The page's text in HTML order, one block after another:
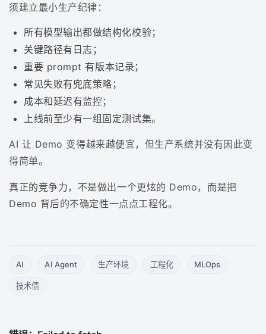
须建立最小生产纪律：
所有模型输出都做结构化校验；
关键路径有日志；
重要 prompt 有版本记录；
常见失败有兜底策略；
成本和延迟有监控；
上线前至少有一组固定测试集。
AI 让 Demo 变得越来越便宜，但生产系统并没有因此变
得简单。
真正的竞争力，不是做出一个更炫的 Demo，而是把
Demo 背后的不确定性一点点工程化。
AI AI Agent 生产环境 工程化 MLOps
技术债